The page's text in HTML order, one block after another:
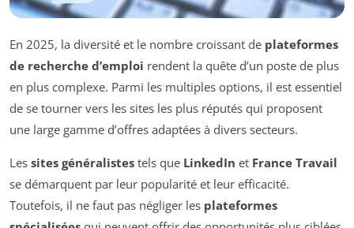
En 2025, la diversité et le nombre croissant de plateformes
de recherche d’emploi rendent la quête d’un poste de plus
en plus complexe. Parmi les multiples options, il est essentiel
de se tourner vers les sites les plus réputés qui proposent
une large gamme d’offres adaptées à divers secteurs.
Les sites généralistes tels que LinkedIn et France Travail
se démarquent par leur popularité et leur efficacité.
Toutefois, il ne faut pas négliger les plateformes